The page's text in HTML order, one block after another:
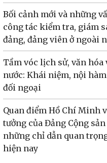
Bối cảnh mới và những
công tác kiểm tra, giám
đảng, đảng viên ở ngoài
Tầm vóc lịch sử, văn hóa
nước: Khái niệm, nội
đối ngoại
Quan điểm Hồ Chí Minh
tưởng của Đảng Cộng
những chỉ dẫn quan
hiện nay